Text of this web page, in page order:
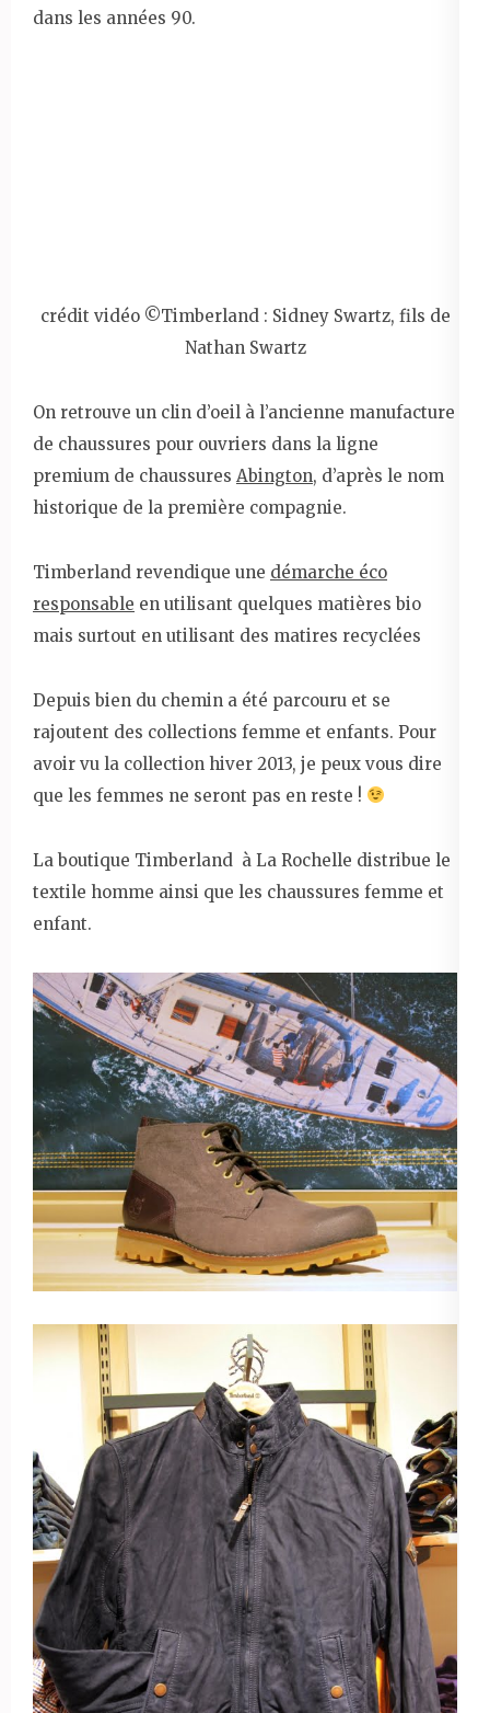
dans les années 90.
crédit vidéo ©Timberland : Sidney Swartz, fils de
Nathan Swartz
On retrouve un clin d’oeil à l’ancienne manufacture
de chaussures pour ouvriers dans la ligne
premium de chaussures Abington, d’après le nom
historique de la première compagnie.
Timberland revendique une démarche éco
responsable en utilisant quelques matières bio
mais surtout en utilisant des matires recyclées
Depuis bien du chemin a été parcouru et se
rajoutent des collections femme et enfants. Pour
avoir vu la collection hiver 2013, je peux vous dire
que les femmes ne seront pas en reste !
La boutique Timberland à La Rochelle distribue le
textile homme ainsi que les chaussures femme et
enfant.